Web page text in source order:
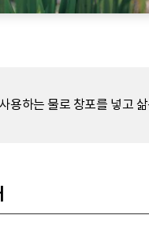
용하는 물로 창포를 넣고